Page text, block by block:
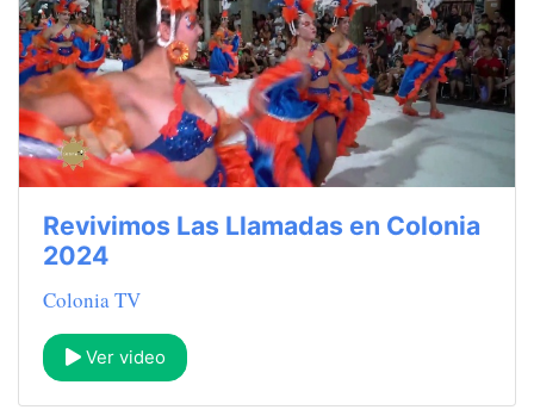
Revivimos Las Llamadas en Colonia
2024
Colonia TV
Ver video